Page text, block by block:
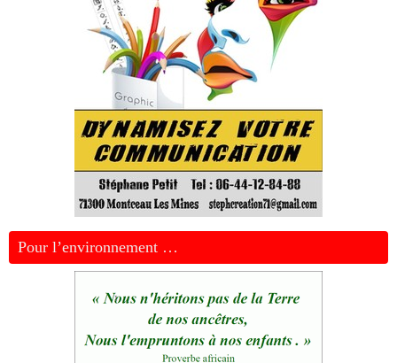
Pour l’environnement …